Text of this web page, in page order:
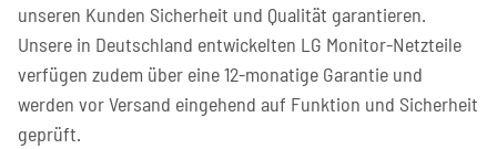
unseren Kunden Sicherheit und Qualität garantieren.
Unsere in Deutschland entwickelten LG Monitor-Netzteile
verfügen zudem über eine 12-monatige Garantie und
werden vor Versand eingehend auf Funktion und Sicherheit
geprüft.